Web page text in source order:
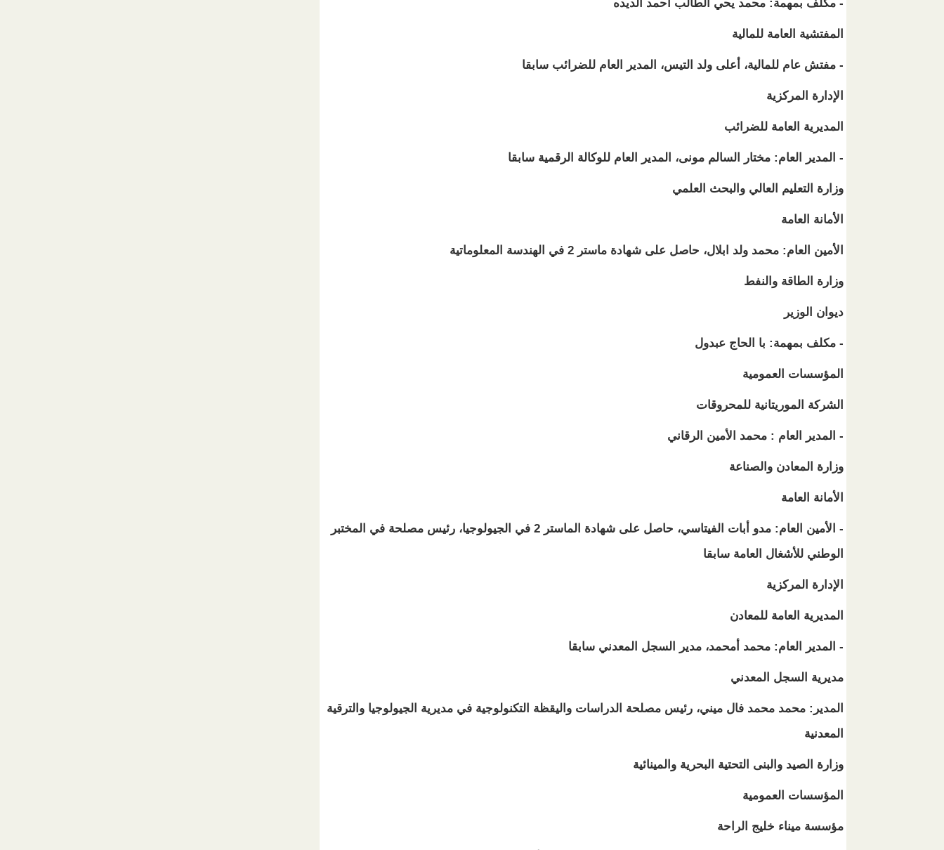
- مكلف بمهمة: محمد يحي الطالب أحمد الديده
المفتشية العامة للمالية
- مفتش عام للمالية، أعلى ولد التيس، المدير العام للضرائب سابقا
الإدارة المركزية
المديرية العامة للضرائب
- المدير العام: مختار السالم مونى، المدير العام للوكالة الرقمية سابقا
وزارة التعليم العالي والبحث العلمي
الأمانة العامة
الأمين العام: محمد ولد ابلال، حاصل على شهادة ماستر 2 في الهندسة المعلوماتية
وزارة الطاقة والنفط
ديوان الوزير
- مكلف بمهمة: با الحاج عبدول
المؤسسات العمومية
الشركة الموريتانية للمحروقات
- المدير العام : محمد الأمين الرقاني
وزارة المعادن والصناعة
الأمانة العامة
- الأمين العام: مدو أبات الفيتاسي، حاصل على شهادة الماستر 2 في الجيولوجيا، رئيس مصلحة في المختبر
الوطني للأشغال العامة سابقا
الإدارة المركزية
المديرية العامة للمعادن
- المدير العام: محمد أمحمد، مدير السجل المعدني سابقا
مديرية السجل المعدني
المدير: محمد محمد فال ميني، رئيس مصلحة الدراسات واليقظة التكنولوجية في مديرية الجيولوجيا والترقية
المعدنية
وزارة الصيد والبنى التحتية البحرية والمينائية
المؤسسات العمومية
مؤسسة ميناء خليج الراحة